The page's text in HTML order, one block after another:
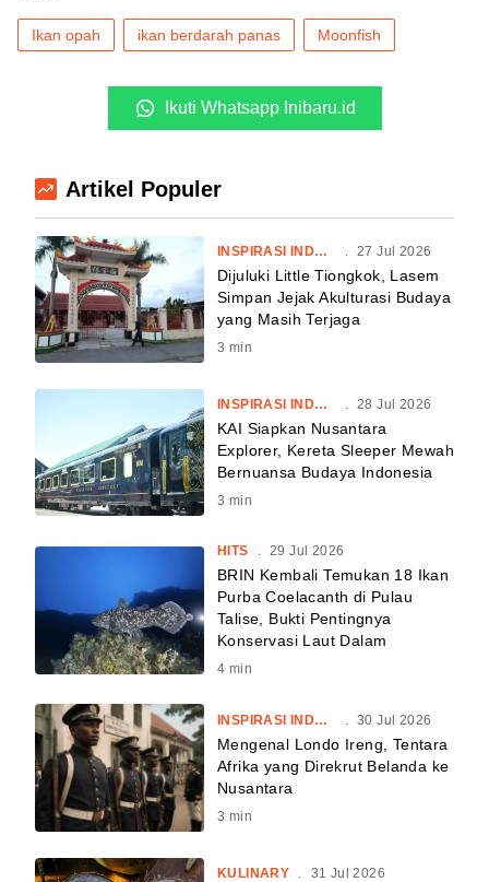
Ikan opah ikan berdarah panas Moonfish
Ikuti Whatsapp Inibaru.id
Artikel Populer
INSPIRASI INDONESIA . 27 Jul 2026
Dijuluki Little Tiongkok, Lasem
Simpan Jejak Akulturasi Budaya
yang Masih Terjaga
3 min
INSPIRASI INDONESIA . 28 Jul 2026
KAI Siapkan Nusantara
Explorer, Kereta Sleeper Mewah
Bernuansa Budaya Indonesia
3 min
HITS . 29 Jul 2026
BRIN Kembali Temukan 18 Ikan
Purba Coelacanth di Pulau
Talise, Bukti Pentingnya
Konservasi Laut Dalam
4 min
INSPIRASI INDONESIA 30 Jul 2026
Mengenal Londo Ireng, Tentara
Afrika yang Direkrut Belanda ke
Nusantara
3 min
KULINARY 31 Jul 2026